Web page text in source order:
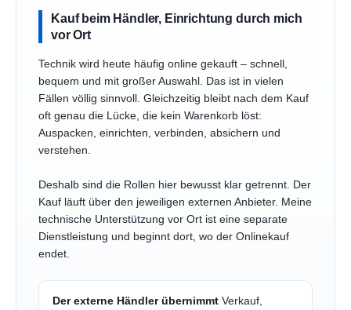
Kauf beim Händler, Einrichtung durch mich
vor Ort
Technik wird heute häufig online gekauft – schnell,
bequem und mit großer Auswahl. Das ist in vielen
Fällen völlig sinnvoll. Gleichzeitig bleibt nach dem Kauf
oft genau die Lücke, die kein Warenkorb löst:
Auspacken, einrichten, verbinden, absichern und
verstehen.
Deshalb sind die Rollen hier bewusst klar getrennt. Der
Kauf läuft über den jeweiligen externen Anbieter. Meine
technische Unterstützung vor Ort ist eine separate
Dienstleistung und beginnt dort, wo der Onlinekauf
endet.
Der externe Händler übernimmt Verkauf,